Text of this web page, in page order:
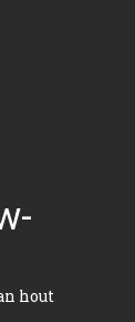
hout